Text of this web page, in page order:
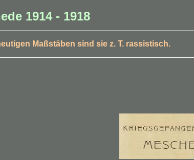
1914 - 1918
Maßstäben sind sie z. T. rassistisch.